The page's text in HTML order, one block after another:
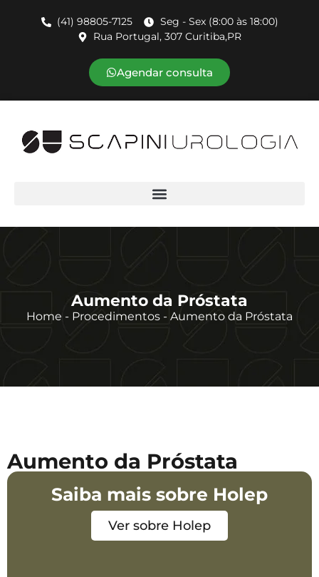
(41) 98805-7125
Seg - Sex (8:00 às 18:00)
Rua Portugal, 307 Curitiba,PR
Agendar consulta
Aumento da Próstata
Home - Procedimentos - Aumento da Próstata
Aumento da Próstata
Saiba mais sobre Holep
Ver sobre Holep